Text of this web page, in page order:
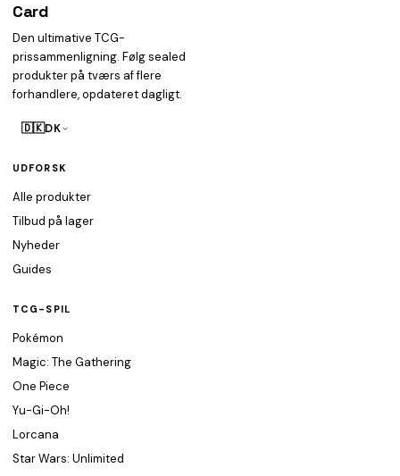
Card
Den ultimative TCG-
prissammenligning. Følg sealed
produkter på tværs af flere
forhandlere, opdateret dagligt.
🇩🇰DK
UDFORSK
Alle produkter
Tilbud på lager
Nyheder
Guides
TCG-SPIL
Pokémon
Magic: The Gathering
One Piece
Yu-Gi-Oh!
Lorcana
Star Wars: Unlimited